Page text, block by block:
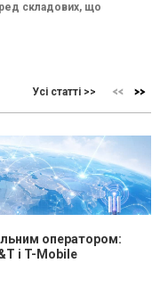
складових, що
Усі статті >>
оператором:
і T-Mobile